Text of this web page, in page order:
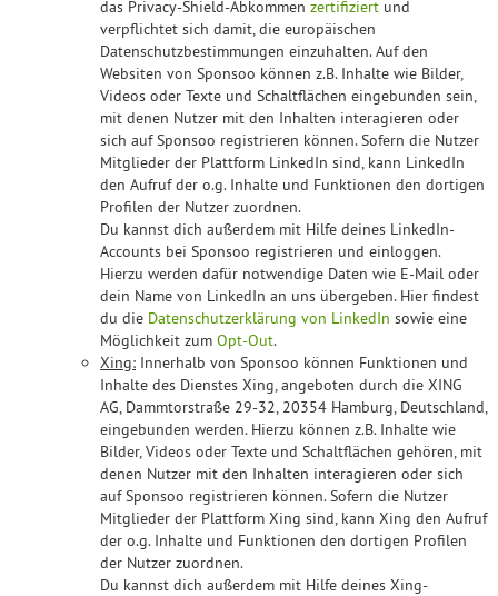
das Privacy-Shield-Abkommen zertifiziert und
verpflichtet sich damit, die europäischen
Datenschutzbestimmungen einzuhalten. Auf den
Websiten von Sponsoo können z.B. Inhalte wie Bilder,
Videos oder Texte und Schaltflächen eingebunden sein,
mit denen Nutzer mit den Inhalten interagieren oder
sich auf Sponsoo registrieren können. Sofern die Nutzer
Mitglieder der Plattform LinkedIn sind, kann LinkedIn
den Aufruf der o.g. Inhalte und Funktionen den dortigen
Profilen der Nutzer zuordnen.
Du kannst dich außerdem mit Hilfe deines LinkedIn-
Accounts bei Sponsoo registrieren und einloggen.
Hierzu werden dafür notwendige Daten wie E-Mail oder
dein Name von LinkedIn an uns übergeben. Hier findest
du die Datenschutzerklärung von LinkedIn sowie eine
Möglichkeit zum Opt-Out.
Xing: Innerhalb von Sponsoo können Funktionen und
Inhalte des Dienstes Xing, angeboten durch die XING
AG, Dammtorstraße 29-32, 20354 Hamburg, Deutschland,
eingebunden werden. Hierzu können z.B. Inhalte wie
Bilder, Videos oder Texte und Schaltflächen gehören, mit
denen Nutzer mit den Inhalten interagieren oder sich
auf Sponsoo registrieren können. Sofern die Nutzer
Mitglieder der Plattform Xing sind, kann Xing den Aufruf
der o.g. Inhalte und Funktionen den dortigen Profilen
der Nutzer zuordnen.
Du kannst dich außerdem mit Hilfe deines Xing-